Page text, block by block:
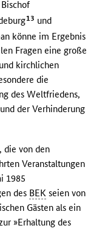
13 und
könne im Ergebnis
Fragen eine große
kirchlichen
die
des Weltfriedens,
der Verhinderung
die von den
Veranstaltungen
1985
des BEK seien von
Gästen als ein
»Erhaltung des